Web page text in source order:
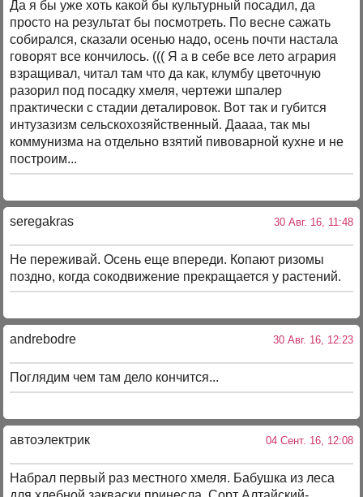
Да я бы уже хоть какой бы культурный посадил, да
просто на результат бы посмотреть. По весне сажать
собирался, сказали осенью надо, осень почти настала
говорят все кончилось. ((( Я а в себе все лето агрария
взращивал, читал там что да как, клумбу цветочную
разорил под посадку хмеля, чертежи шпалер
практически с стадии деталировок. Вот так и губится
интузазизм сельскохозяйственный. Даааа, так мы
коммунизма на отдельно взятий пивоварной кухне и не
построим...
seregakras 30 Авг. 16, 11:48
Не переживай. Осень еще впереди. Копают ризомы
поздно, когда сокодвижение прекращается у растений.
andrebodre 30 Авг. 16, 12:23
Поглядим чем там дело кончится...
автоэлектрик 04 Сент. 16, 12:08
Набрал первый раз местного хмеля. Бабушка из леса